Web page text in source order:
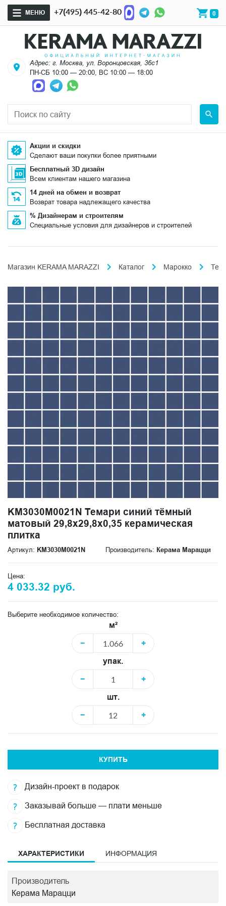
МЕНЮ +7(495) 445-42-80 0
Адрес: г. Москва, ул. Воронцовская, 36с1
ПН-СБ 10:00 — 20:00, ВС 10:00 — 18:00
Акции и скидки
Сделают ваши покупки более приятными
Бесплатный 3D дизайн
Всем клиентам нашего магазина
14 дней на обмен и возврат
Возврат товара надлежащего качества
% Дизайнерам и строителям
Специальные условия для дизайнеров и строителей
Магазин KERAMA MARAZZI Каталог Марокко
KM3030M0021N Темари синий тёмный
матовый 29,8x29,8x0,35 керамическая
плитка
Артикул: KM3030M0021N Производитель: Керама Марацци
Цена:
4 033.32 руб.
Выберите необходимое количество:
м²
−
+
упак.
−
+
шт.
−
+
КУПИТЬ
Дизайн-проект в подарок
Заказывай больше — плати меньше
Бесплатная доставка
ХАРАКТЕРИСТИКИ ИНФОРМАЦИЯ
Производитель
Керама Марацци